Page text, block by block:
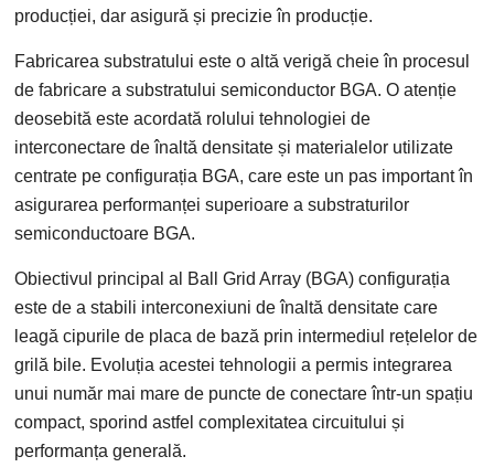
producției, dar asigură și precizie în producție.
Fabricarea substratului este o altă verigă cheie în procesul
de fabricare a substratului semiconductor BGA. O atenție
deosebită este acordată rolului tehnologiei de
interconectare de înaltă densitate și materialelor utilizate
centrate pe configurația BGA, care este un pas important în
asigurarea performanței superioare a substraturilor
semiconductoare BGA.
Obiectivul principal al Ball Grid Array (BGA) configurația
este de a stabili interconexiuni de înaltă densitate care
leagă cipurile de placa de bază prin intermediul rețelelor de
grilă bile. Evoluția acestei tehnologii a permis integrarea
unui număr mai mare de puncte de conectare într-un spațiu
compact, sporind astfel complexitatea circuitului și
performanța generală.